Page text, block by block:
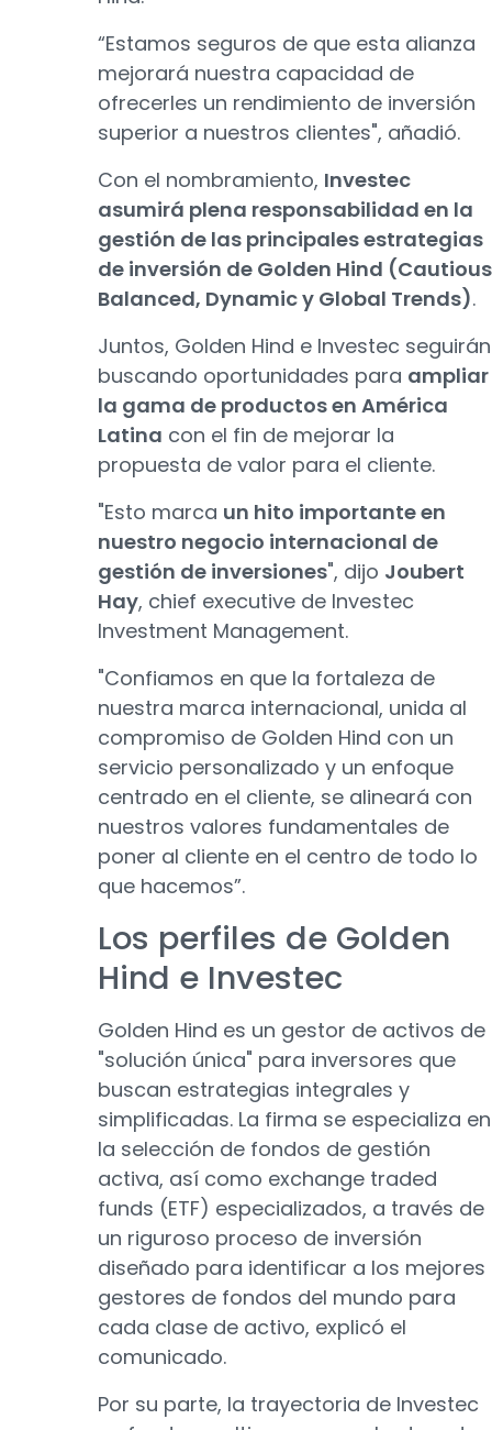
“Estamos seguros de que esta alianza
mejorará nuestra capacidad de
ofrecerles un rendimiento de inversión
superior a nuestros clientes", añadió.
Con el nombramiento, Investec
asumirá plena responsabilidad en la
gestión de las principales estrategias
de inversión de Golden Hind
Balanced, Dynamic y Global Trends).
Juntos, Golden Hind e Investec seguirán
buscando oportunidades para ampliar
la gama de productos en América
Latina con el fin de mejorar la
propuesta de valor para el cliente.
"Esto marca un hito importante en
nuestro negocio internacional de
gestión de inversiones", dijo Joubert
Hay, chief executive de Investec
Investment Management.
"Confiamos en que la fortaleza de
nuestra marca internacional, unida al
compromiso de Golden Hind con un
servicio personalizado y un enfoque
centrado en el cliente, se alineará con
nuestros valores fundamentales de
poner al cliente en el centro de todo lo
que hacemos”.
Los perfiles de Golden
Hind e Investec
Golden Hind es un gestor de activos de
"solución única" para inversores que
buscan estrategias integrales y
simplificadas. La firma se especializa en
la selección de fondos de gestión
activa, así como exchange traded
funds (ETF) especializados, a través de
un riguroso proceso de inversión
diseñado para identificar a los mejores
gestores de fondos del mundo para
cada clase de activo, explicó el
comunicado.
Por su parte, la trayectoria de Investec